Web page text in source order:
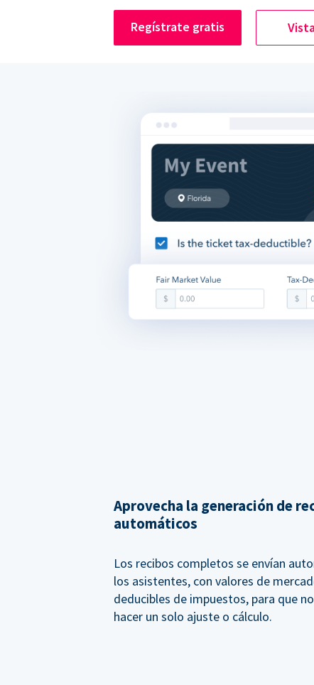
Regístrate gratis
Aprovecha la generación de
automáticos
Los recibos completos se envían
los asistentes, con valores de
deducibles de impuestos, para que
hacer un solo ajuste o cálculo.